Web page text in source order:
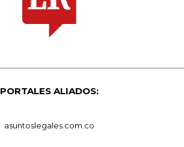
PORTALES ALIADOS:
asuntoslegales.com.co